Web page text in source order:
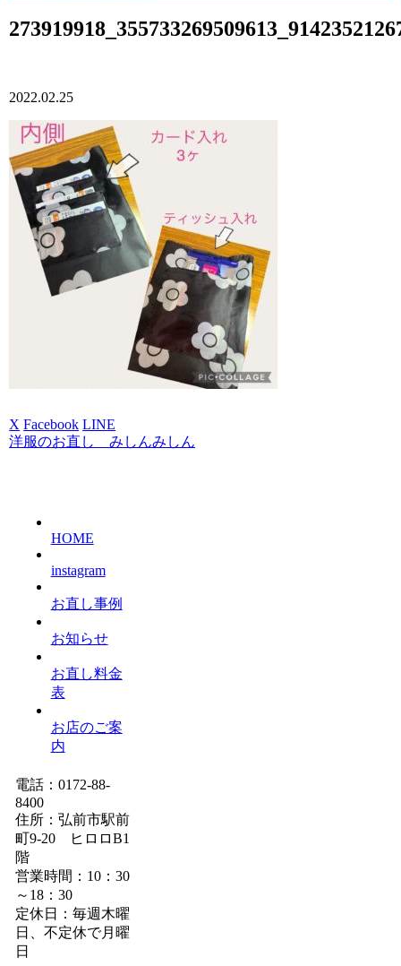
2022.02.25
X Facebook LINE
洋服のお直し みしんみしん
HOME
instagram
お直し事例
お知らせ
お直し料金
表
お店のご案
内
電話：0172-88-
8400
住所：弘前市駅前
町9-20 ヒロロB1
階
営業時間：10：30
～18：30
定休日：毎週木曜
日、不定休で月曜
日